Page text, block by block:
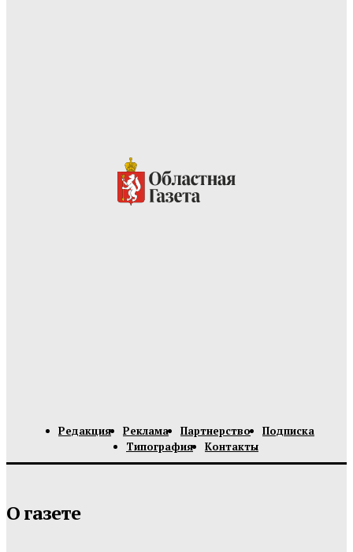
Редакция Реклама Партнерство
Подписка
Типография
Контакты
О газете